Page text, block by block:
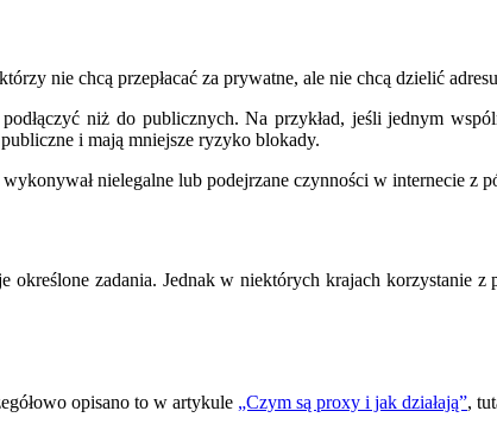
nie chcą przepłacać za prywatne, ale nie chcą dzielić
niż do publicznych. Na przykład, jeśli jednym
i mają mniejsze ryzyko blokady.
nielegalne lub podejrzane czynności w internecie z
zadania. Jednak w niektórych krajach korzystanie
opisano to w artykule „Czym są proxy i jak działają”,